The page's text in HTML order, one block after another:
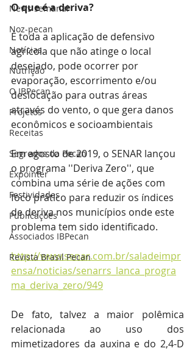
News semanal
Noz-pecan
Notícias
Nutrição
O IBPecan
Projetos
Receitas
Segredos da Pecan
Expointer
Festividades
Publicações
Associados IBPecan
Revista Brasil Pecan
O que é a deriva?
É toda a aplicação de defensivo
agrícola que não atinge o local
desejado, pode ocorrer por
evaporação, escorrimento e/ou
deslocação para outras áreas
através do vento, o que gera danos
econômicos e socioambientais
Em agosto de 2019, o SENAR lançou
o programa ''Deriva Zero'', que
combina uma série de ações com
foco prático para reduzir os índices
de deriva nos municípios onde este
problema tem sido identificado.
http://www.senar.com.br/saladeimpr
ensa/noticias/senarrs_lanca_progra
ma_deriva_zero/949
De fato, talvez a maior polêmica
relacionada ao uso dos
mimetizadores da auxina e do 2,4-D